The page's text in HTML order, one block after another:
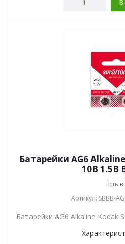
Батарейки AG6
10B 1.5В
Есть
Артикул: SBBB-
Батарейки AG6 Alkaline Kodak